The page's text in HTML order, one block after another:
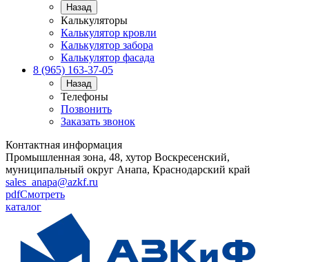
Назад
Калькуляторы
Калькулятор кровли
Калькулятор забора
Калькулятор фасада
8 (965) 163-37-05
Назад
Телефоны
Позвонить
Заказать звонок
Контактная информация
Промышленная зона, 48, хутор Воскресенский,
муниципальный округ Анапа, Краснодарский край
sales_anapa@azkf.ru
pdfСмотреть
каталог